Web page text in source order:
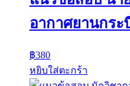
อากาศยานกระ
฿380
หยิบใส่ตะกร้า